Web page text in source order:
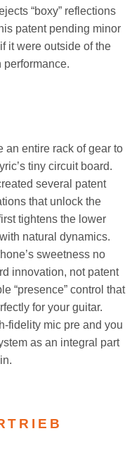
“boxy” reflections
patent pending minor
it were outside of the
an entire rack of gear to
tiny circuit board.
several patent
that unlock the
tightens the lower
natural dynamics.
sweetness no
innovation, not patent
“presence” control that
for your guitar.
fidelity mic pre and you
as an integral part